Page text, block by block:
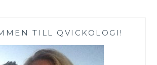
TILL QVICKOLOGI!